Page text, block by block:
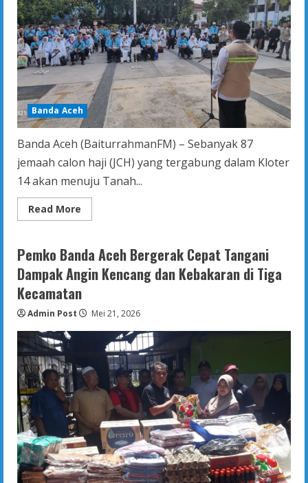
Banda Aceh
Banda Aceh (BaiturrahmanFM) – Sebanyak 87
jemaah calon haji (JCH) yang tergabung dalam Kloter
14 akan menuju Tanah...
Read More
more
Kloter
Terakhir,
Lantunan
Talbiyah
Iringi
87
Pemko Banda Aceh Bergerak Cepat Tangani
Dampak Angin Kencang dan Kebakaran di Tiga
Kecamatan
Admin Post Mei 21, 2026